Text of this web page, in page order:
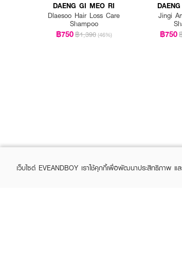
DAENG GI MEO RI
Dlaesoo Hair Loss Care
Shampoo
฿750฿1,390 (46%)
Jingi
฿750
เว็บไซต์ EVEANDBOY เราใช้คุกกี้เพื่อพัฒนาประสิทธิภาพ